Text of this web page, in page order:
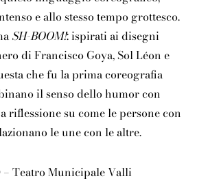
e allo stesso tempo grottesco.
SH-BOOM!: ispirati ai disegni
di Francisco Goya, Sol Léon e
che fu la prima coreografia
il senso dello humor con
riflessione su come le persone con
le une con le altre.
– Teatro Municipale Valli